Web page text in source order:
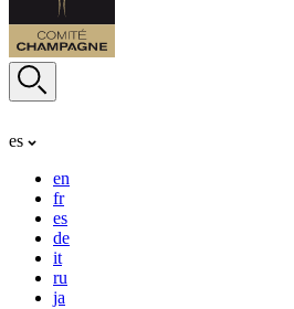
es
en
fr
es
de
it
ru
ja